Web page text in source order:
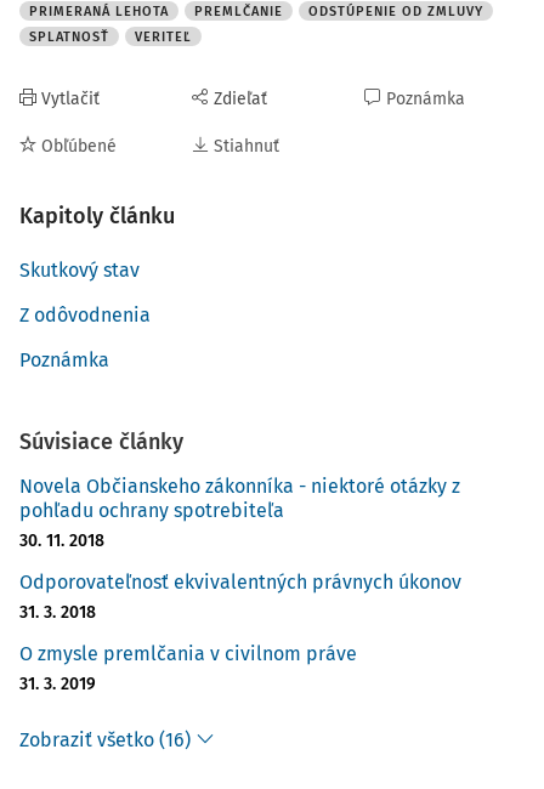
PRIMERANÁ LEHOTA PREMLČANIE
ODSTÚPENIE OD ZMLUVY
SPLATNOSŤ
VERITEĽ
Vytlačiť
Obľúbené
Zdieľať
Stiahnuť
Poznámka
Kapitoly článku
Skutkový stav
Z odôvodnenia
Poznámka
Súvisiace články
Novela Občianskeho zákonníka - niektoré otázky z
pohľadu ochrany spotrebiteľa
30. 11. 2018
Odporovateľnosť ekvivalentných právnych úkonov
31. 3. 2018
O zmysle premlčania v civilnom práve
31. 3. 2019
Zobraziť všetko (16)